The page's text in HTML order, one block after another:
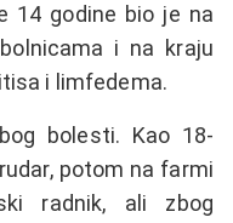
14 godine bio je na
i na kraju
i limfedema.
bolesti. Kao 18-
potom na farmi
radnik, ali zbog